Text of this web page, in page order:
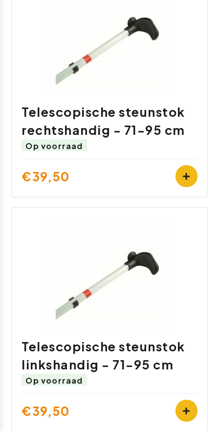
Telescopische steunstok
rechtshandig - 71-95 cm
Op voorraad
€39,50
Telescopische steunstok
linkshandig - 71-95 cm
Op voorraad
€39,50